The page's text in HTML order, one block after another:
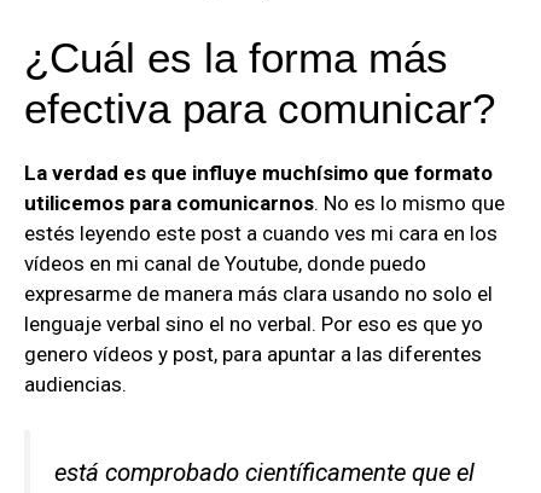
¿Cuál es la forma más
efectiva para comunicar?
La verdad es que influye muchísimo que formato
utilicemos para comunicarnos. No es lo mismo que
estés leyendo este post a cuando ves mi cara en los
vídeos en mi canal de Youtube, donde puedo
expresarme de manera más clara usando no solo el
lenguaje verbal sino el no verbal. Por eso es que yo
genero vídeos y post, para apuntar a las diferentes
audiencias.
está comprobado científicamente que el